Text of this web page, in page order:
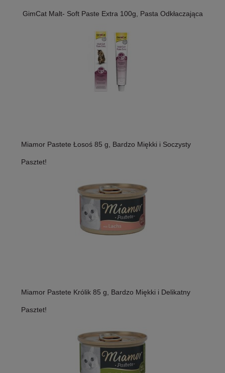
GimCat Malt- Soft Paste Extra 100g, Pasta Odkłaczająca
Miamor Pastete Łosoś 85 g, Bardzo Miękki i Soczysty
Pasztet!
Miamor Pastete Królik 85 g, Bardzo Miękki i Delikatny
Pasztet!